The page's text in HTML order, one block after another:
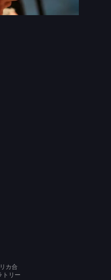
カ合
トリー